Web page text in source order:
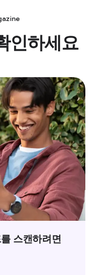
원하는 언어로
여 기본 시스템
인하세요
스캔하려면